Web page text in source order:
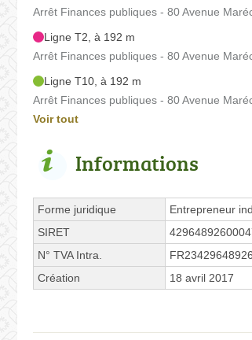
Arrêt Finances publiques - 80 Avenue
Ligne T2, à 192 m
Arrêt Finances publiques - 80 Avenue
Ligne T10, à 192 m
Arrêt Finances publiques - 80 Avenue
Voir tout
Informations
Forme juridique
Entrepreneur
SIRET
N° TVA Intra.
FR23429648926
Création
18 avril 2017